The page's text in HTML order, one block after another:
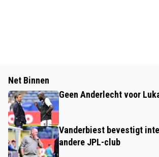
Net Binnen
Geen Anderlecht voor
Vanderbiest bevestigt
andere JPL-club